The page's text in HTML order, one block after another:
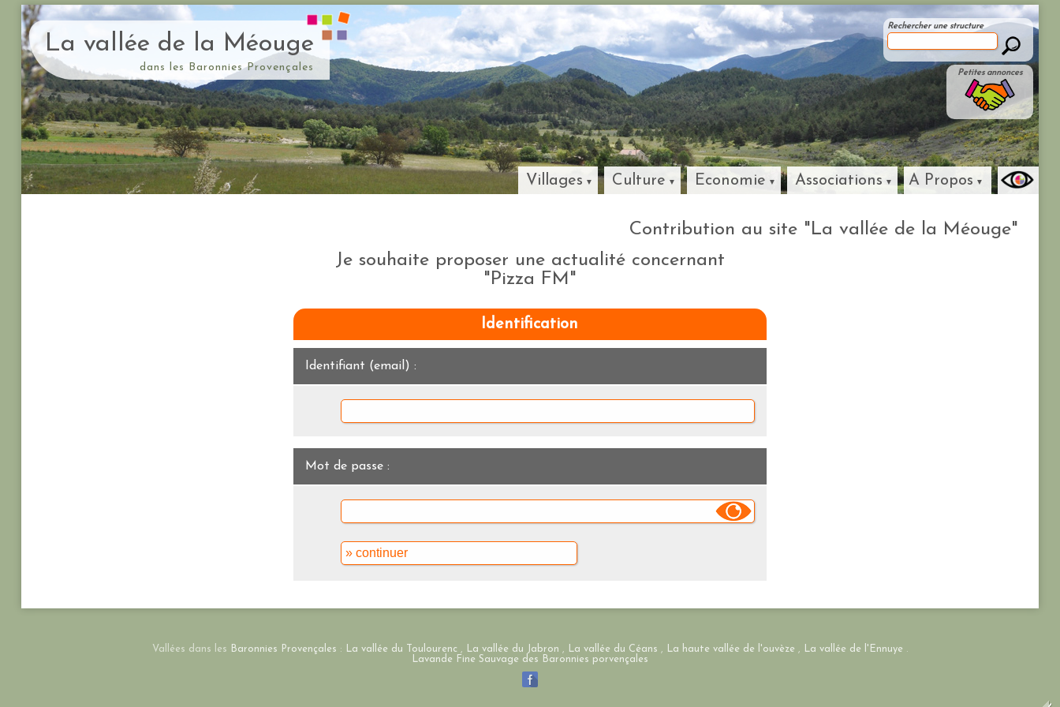
La vallée de la Méouge
dans les Baronnies Provençales
Rechercher une structure
Petites annonces
Villages Culture Economie Associations A Propos
Contribution au site "La vallée de la Méouge"
Je souhaite proposer une actualité concernant
"Pizza FM"
Identification
Identifiant (email) :
Mot de passe :
» continuer
Vallées dans les Baronnies Provençales : La vallée du Toulourenc , La vallée du Jabron , La vallée du Céans , La haute vallée de l'ouvèze , La vallée de l'Ennuye .
Lavande Fine Sauvage des Baronnies porvençales